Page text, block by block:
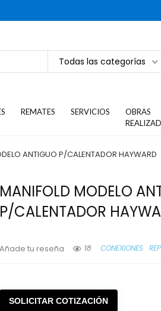
Todas las categorías
REMATES SERVICIOS
OBRAS
ANTIGUO P/CALENTADOR HAYWARD
MANIFOLD MODELO
P/CALENTADOR
Añade tu reseña 18 CONEXIONES
SOLICITAR COTIZACIÓN